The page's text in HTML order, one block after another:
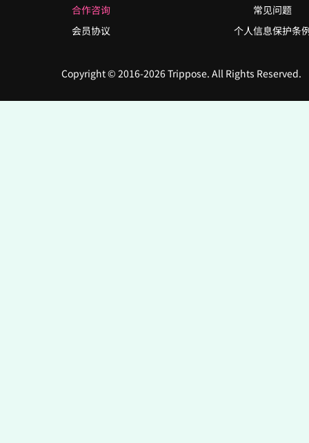
合作咨询
会员协议
常见问题
个人信息保护条
Copyright © 2016-2026 Trippose. All Rights Reserved.